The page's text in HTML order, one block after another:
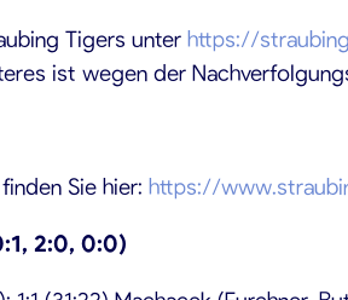
Tigers unter https://
ist wegen der
Sie hier: https://
2:0, 0:0)